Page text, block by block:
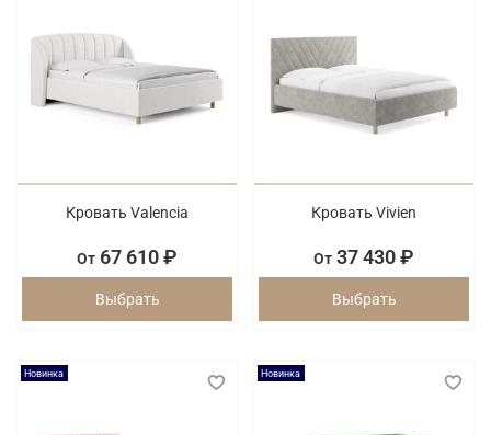
Кровать Valencia
От 67 610 ₽
Выбрать
Кровать Vivien
От 37 430 ₽
Выбрать
Новинка Новинка